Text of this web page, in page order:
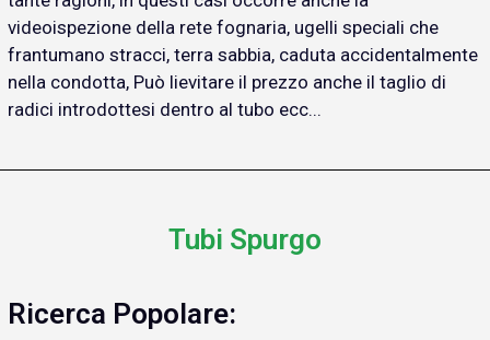
videoispezione della rete fognaria, ugelli speciali che
frantumano stracci, terra sabbia, caduta accidentalmente
nella condotta, Può lievitare il prezzo anche il taglio di
radici introdottesi dentro al tubo ecc...
Tubi Spurgo
Ricerca Popolare: